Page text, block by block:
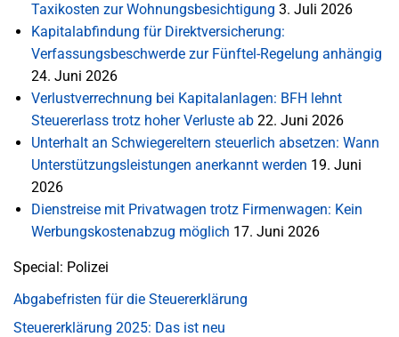
Taxikosten zur Wohnungsbesichtigung 3. Juli 2026
Kapitalabfindung für Direktversicherung:
Verfassungsbeschwerde zur Fünftel-Regelung anhängig
24. Juni 2026
Verlustverrechnung bei Kapitalanlagen: BFH lehnt
Steuererlass trotz hoher Verluste ab 22. Juni 2026
Unterhalt an Schwiegereltern steuerlich absetzen: Wann
Unterstützungsleistungen anerkannt werden 19. Juni
2026
Dienstreise mit Privatwagen trotz Firmenwagen: Kein
Werbungskostenabzug möglich 17. Juni 2026
Special: Polizei
Abgabefristen für die Steuererklärung
Steuererklärung 2025: Das ist neu